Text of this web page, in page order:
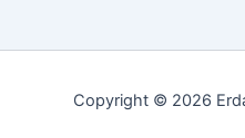
Copyright © 2026